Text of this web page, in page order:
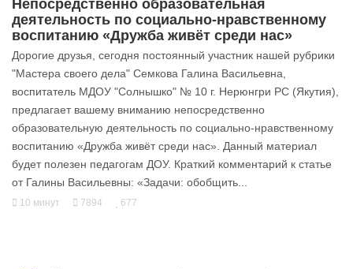
Непосредственно образовательная
деятельность по социально-нравственному
воспитанию «Дружба живёт среди нас»
Дорогие друзья, сегодня постоянный участник нашей рубрики
"Мастера своего дела" Семкова Галина Васильевна,
воспитатель МДОУ "Солнышко" № 10 г. Нерюнгри РС (Якутия),
предлагает вашему вниманию непосредственно
образовательную деятельность по социально-нравственному
воспитанию «Дружба живёт среди нас». Данный материал
будет полезен педагогам ДОУ. Краткий комментарий к статье
от Галины Васильевны: «Задачи: обобщить...
10 минут 7894 677